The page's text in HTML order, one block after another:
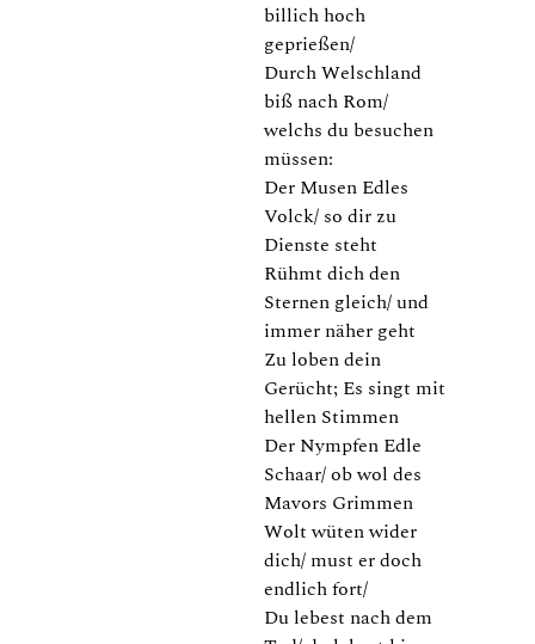
billich hoch
geprießen/
Durch Welschland
biß nach Rom/
welchs du besuchen
müssen:
Der Musen Edles
Volck/ so dir zu
Dienste steht
Rühmt dich den
Sternen gleich/ und
immer näher geht
Zu loben dein
Gerücht; Es singt mit
hellen Stimmen
Der Nympfen Edle
Schaar/ ob wol des
Mavors Grimmen
Wolt wüten wider
dich/ must er doch
endlich fort/
Du lebest nach dem